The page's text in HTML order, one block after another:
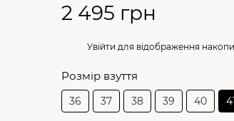
2 495 грн
Увійти для відображення
Розмір взуття
36 37 38 39 40